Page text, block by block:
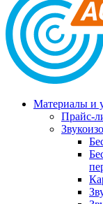
Материалы и
Прайс-